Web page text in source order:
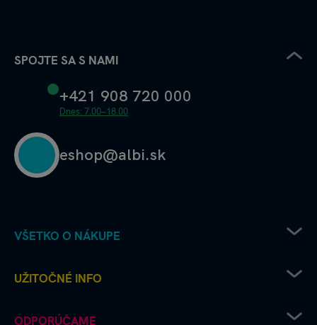
SPOJTE SA S NAMI
+421 908 720 000
Dnes: 7.00–18.00
eshop@albi.sk
VŠETKO O NÁKUPE
Recenzie a hodnotenia - ako to chodí u nás
UŽITOČNÉ INFO
ODPORÚČAME